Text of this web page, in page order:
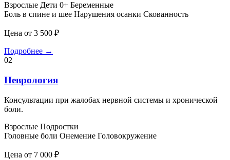
Взрослые Дети 0+ Беременные
Боль в спине и шее Нарушения осанки Скованность
Цена от 3 500 ₽
Подробнее →
02
Неврология
Консультации при жалобах нервной системы и хронической
боли.
Взрослые Подростки
Головные боли Онемение Головокружение
Цена от 7 000 ₽